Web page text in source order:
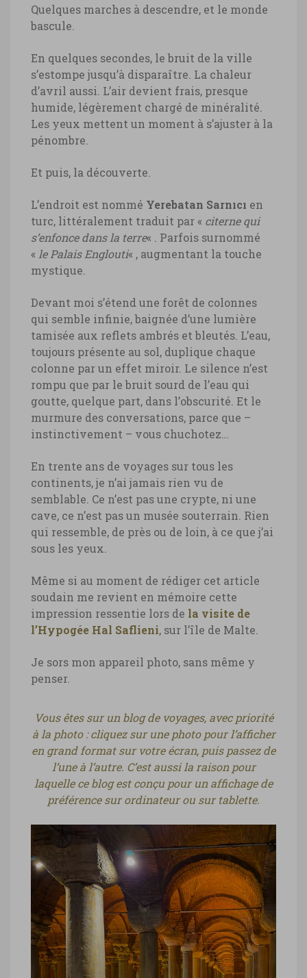
Quelques marches à descendre, et le monde
bascule.
En quelques secondes, le bruit de la ville
s’estompe jusqu’à disparaître. La chaleur
d’avril aussi. L’air devient frais, presque
humide, légèrement chargé de minéralité.
Les yeux mettent un moment à s’ajuster à la
pénombre.
Et puis, la découverte.
L’endroit est nommé Yerebatan Sarnıcı en
turc, littéralement traduit par « citerne qui
s’enfonce dans la terre« . Parfois surnommé
« le Palais Englouti« , augmentant la touche
mystique.
Devant moi s’étend une forêt de colonnes
qui semble infinie, baignée d’une lumière
tamisée aux reflets ambrés et bleutés. L’eau,
toujours présente au sol, duplique chaque
colonne par un effet miroir. Le silence n’est
rompu que par le bruit sourd de l’eau qui
goutte, quelque part, dans l’obscurité. Et le
murmure des conversations, parce que –
instinctivement – vous chuchotez…
En trente ans de voyages sur tous les
continents, je n’ai jamais rien vu de
semblable. Ce n’est pas une crypte, ni une
cave, ce n’est pas un musée souterrain. Rien
qui ressemble, de près ou de loin, à ce que j’ai
sous les yeux.
Même si au moment de rédiger cet article
soudain me revient en mémoire cette
impression ressentie lors de la visite de
l’Hypogée Hal Saflieni, sur l’île de Malte.
Je sors mon appareil photo, sans même y
penser.
Vous êtes sur un blog de voyages, avec priorité
à la photo : cliquez sur une photo pour l’afficher
en grand format sur votre écran, puis passez de
l’une à l’autre. C’est aussi la raison pour
laquelle ce blog est conçu pour un affichage de
préférence sur ordinateur ou sur tablette.